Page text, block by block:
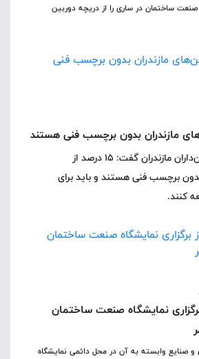
صنعت ساختمان در ساری را از دریچه دوربین
رئیس اتحادیه کمباین‌داران مازندران گفت: 15 درصد از
برچسب فنی هستند و باید برای
کنند.
نمایشگاه صنعت ساختمان
صنایع وابسته به آن در محل دائمی نمایشگاه